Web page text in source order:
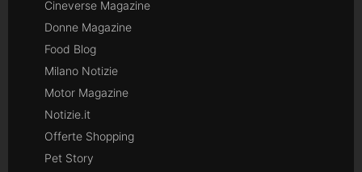
Cineverse Magazine
Donne Magazine
Food Blog
Milano Notizie
Motor Magazine
Notizie.it
Offerte Shopping
Pet Story